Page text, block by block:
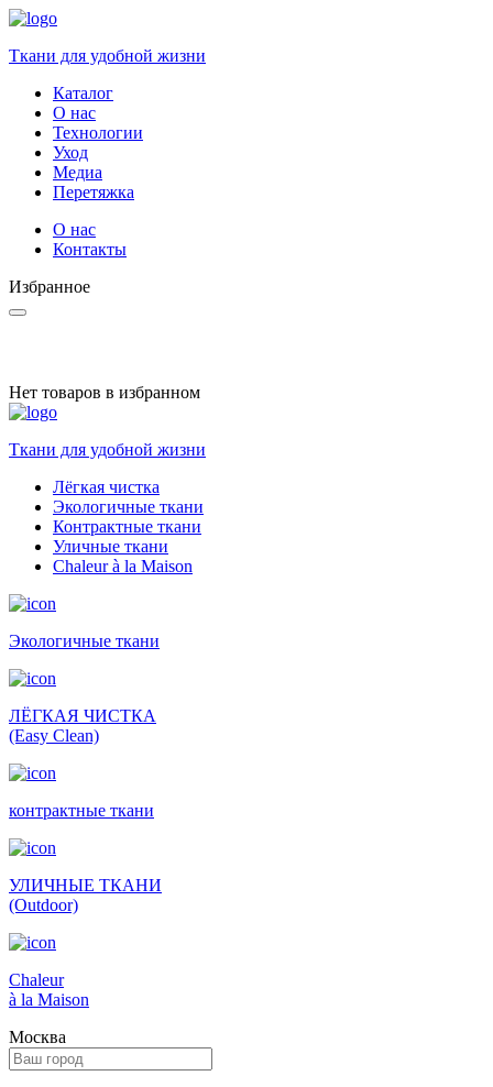
Ткани для удобной жизни
Каталог
О нас
Технологии
Уход
Медиа
Перетяжка
О нас
Контакты
Избранное
Нет товаров в избранном
Ткани для удобной жизни
Лёгкая чистка
Экологичные ткани
Контрактные ткани
Уличные ткани
Сhaleur à la Maison
Экологичные ткани
ЛЁГКАЯ ЧИСТКА
(Easy Clean)
контрактные ткани
УЛИЧНЫЕ ТКАНИ
(Outdoor)
Сhaleur
à la Maison
Москва